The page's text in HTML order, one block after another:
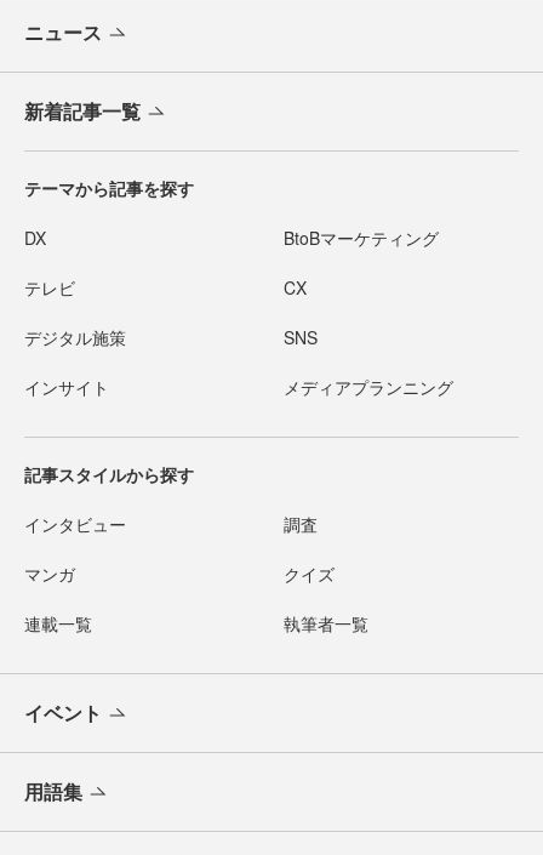
ニュース
新着記事一覧
テーマから記事を探す
DX BtoBマーケティング
テレビ CX
デジタル施策 SNS
インサイト メディアプランニング
記事スタイルから探す
インタビュー 調査
マンガ クイズ
連載一覧 執筆者一覧
イベント
用語集